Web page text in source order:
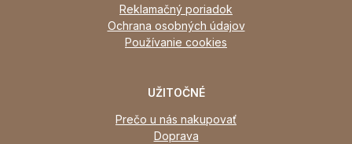
Reklamačný poriadok
Ochrana osobných údajov
Používanie cookies
UŽITOČNÉ
Prečo u nás nakupovať
Doprava